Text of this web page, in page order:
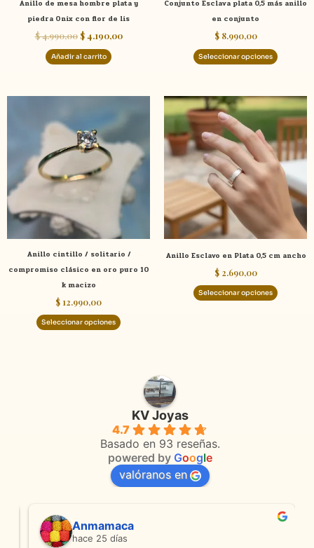
Anillo de mesa hombre plata y
piedra Onix con flor de lis
$4.990,00 $4.190,00
Añadir al carrito
Conjunto Esclava plata 0,5 más anillo
en conjunto
$8.990,00
Seleccionar opciones
en
de
Anillo cintillo / solitario /
compromiso clásico en oro puro 10
k macizo
$ 12.990,00
Seleccionar opciones
múltiples
variantes.
Las
opciones
pueden
elegir
en
la
producto
Anillo Esclavo en Plata 0,5 cm ancho
$2.690,00
Seleccionar opciones
Este
Las
pueden
elegir
en
página
KV Joyas
4.7
Basado en 93 reseñas.
powered by Google
valóranos en
Anmamaca
hace 25 días